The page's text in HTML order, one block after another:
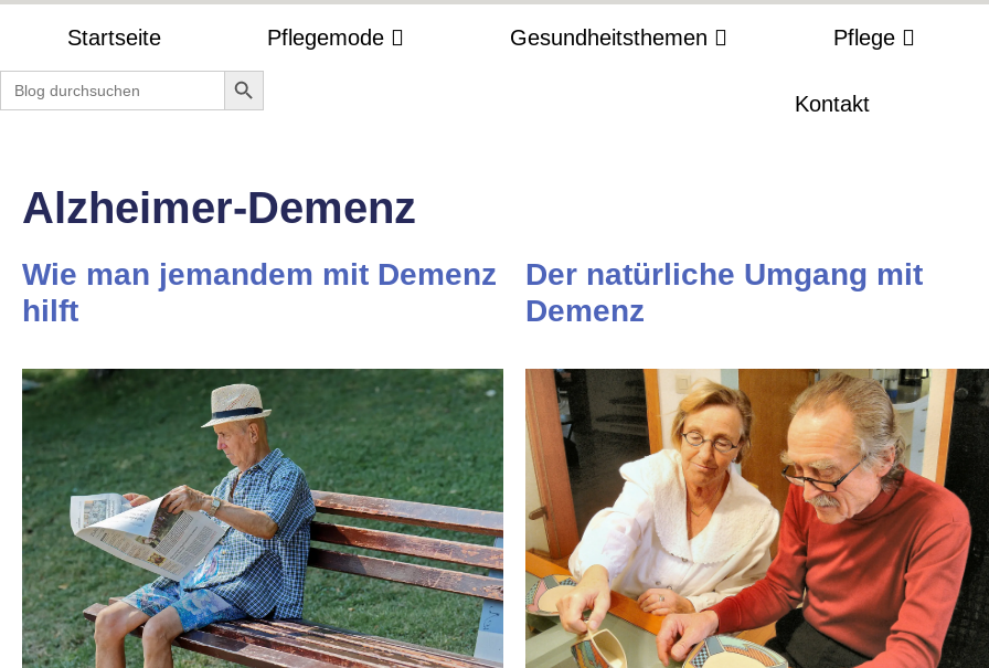
Startseite Pflegemode Gesundheitsthemen Pflege
Kontakt
Search
for:
Search Button
Alzheimer-Demenz
Wie man jemandem mit Demenz
hilft
Der natürliche Umgang mit
Demenz